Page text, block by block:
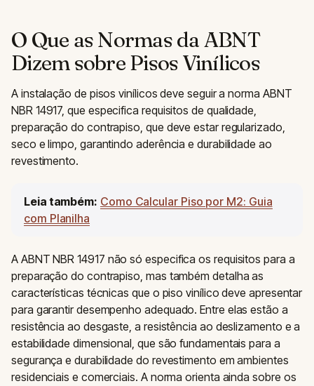
O Que as Normas da ABNT
Dizem sobre Pisos Vinílicos
A instalação de pisos vinílicos deve seguir a norma ABNT
NBR 14917, que especifica requisitos de qualidade,
preparação do contrapiso, que deve estar regularizado,
seco e limpo, garantindo aderência e durabilidade ao
revestimento.
Leia também: Como Calcular Piso por M2: Guia
com Planilha
A ABNT NBR 14917 não só especifica os requisitos para a
preparação do contrapiso, mas também detalha as
características técnicas que o piso vinílico deve apresentar
para garantir desempenho adequado. Entre elas estão a
resistência ao desgaste, a resistência ao deslizamento e a
estabilidade dimensional, que são fundamentais para a
segurança e durabilidade do revestimento em ambientes
residenciais e comerciais. A norma orienta ainda sobre os